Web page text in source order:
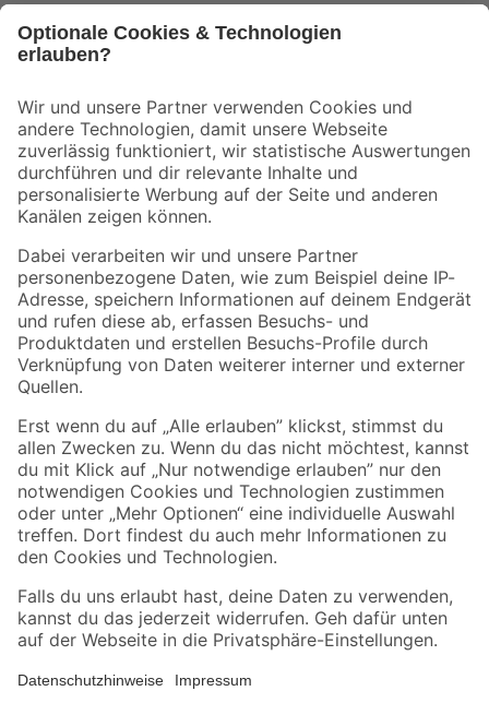
Der toom Newsletter: Keine Angebote und Aktionen mehr verpassen!
Zur Newsletter Anmeldung
Folge uns
Zahlungsarten Versandarten
Sicher einkaufen
Jetzt die toom-App herunterladen
Alle Preisangaben in EUR inkl. gesetzl. MwSt.. Die dargestellten Angebote sind unter
Umständen nicht in allen Märkten verfügbar. Die angegebenen Verfügbarkeiten beziehen
Produkte nur solange der Vorrat reicht.
*Paketversand ab 59 € versandkostenfrei, gilt nicht für Artikel mit Speditionsversand, hier